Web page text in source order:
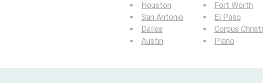
Houston
San Antonio
Dallas
Austin
Fort Worth
El Paso
Corpus Christi
Plano